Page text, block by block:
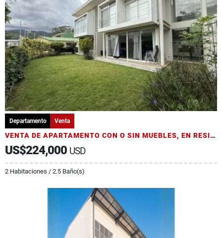
Departamento Venta
VENTA DE APARTAMENTO CON O SIN MUEBLES, EN RESIDENCIAL, SANTA ANA
US$224,000 USD
2 Habitaciones / 2.5 Baño(s)